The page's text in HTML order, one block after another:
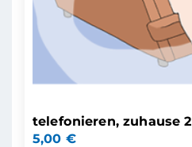
telefonieren, zuhause 2
5,00 €